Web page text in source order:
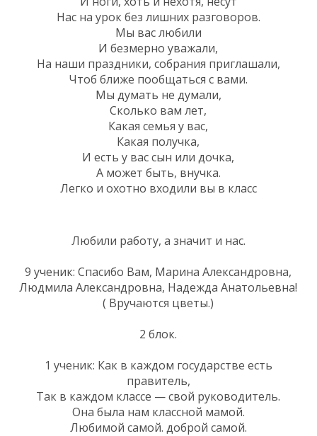
Нас на урок без лишних разговоров.
Мы вас любили
И безмерно уважали,
На наши праздники, собрания приглашали,
Чтоб ближе пообщаться с вами.
Мы думать не думали,
Сколько вам лет,
Какая семья у вас,
Какая получка,
И есть у вас сын или дочка,
А может быть, внучка.
Легко и охотно входили вы в класс
Любили работу, а значит и нас.
9 ученик: Спасибо Вам, Марина Александровна,
Людмила Александровна, Надежда Анатольевна!
( Вручаются цветы.)
2 блок.
1 ученик: Как в каждом государстве есть
правитель,
Так в каждом классе — свой руководитель.
Она была нам классной мамой.
Любимой самой. доброй самой.